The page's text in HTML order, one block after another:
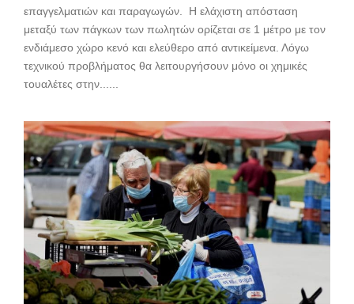
επαγγελματιών και παραγωγών. Η ελάχιστη απόσταση
μεταξύ των πάγκων των πωλητών ορίζεται σε 1 μέτρο με τον
ενδιάμεσο χώρο κενό και ελεύθερο από αντικείμενα. Λόγω
τεχνικού προβλήματος θα λειτουργήσουν μόνο οι χημικές
τουαλέτες στην......